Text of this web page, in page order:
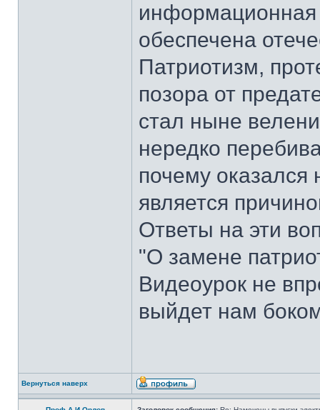
информационная
обеспечена
Патриотизм,
позора от
стал ныне
нередко
почему оказался
является
Ответы на эти
"О замене
Видеоурок не
выйдет нам
Вернуться наверх